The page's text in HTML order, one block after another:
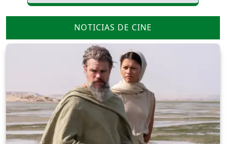
NOTICIAS DE CINE